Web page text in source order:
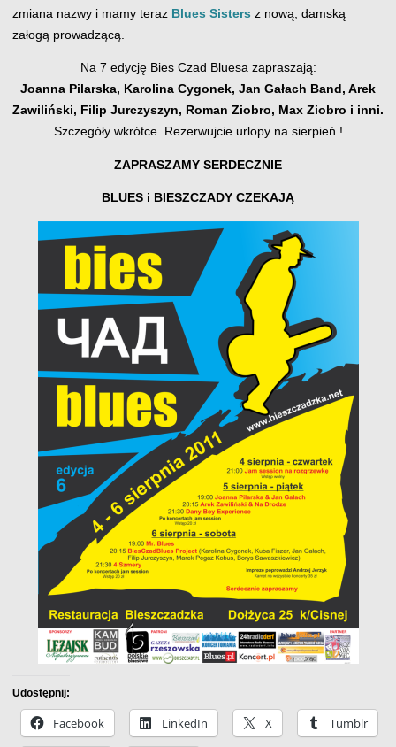
zmiana nazwy i mamy teraz Blues Sisters z nową, damską
załogą prowadzącą.
Na 7 edycję Bies Czad Bluesa zapraszają:
Joanna Pilarska, Karolina Cygonek, Jan Gałach Band, Arek
Zawiliński, Filip Jurczyszyn, Roman Ziobro, Max Ziobro i inni.
Szczegóły wkrótce. Rezerwujcie urlopy na sierpień !
ZAPRASZAMY SERDECZNIE
BLUES i BIESZCZADY CZEKAJĄ
Udostępnij:
Facebook LinkedIn X Tumblr